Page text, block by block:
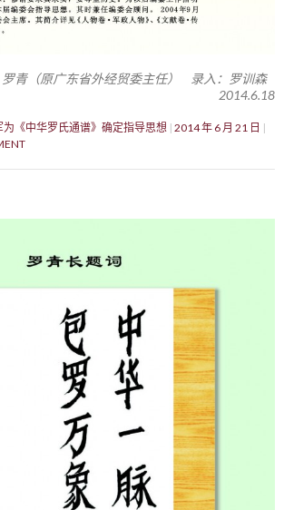
罗青（原广东省外经贸委主任） 录入：罗训森
2014.6.18
《中华罗氏通谱》确定指导思想 2014 年 6 月 21 日